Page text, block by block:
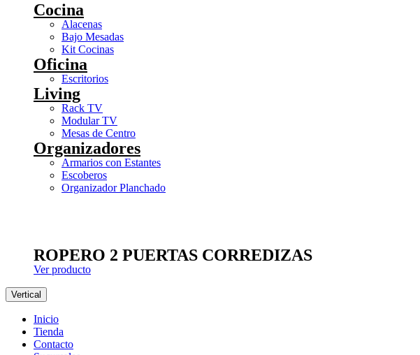
Cocina
Alacenas
Bajo Mesadas
Kit Cocinas
Oficina
Escritorios
Living
Rack TV
Modular TV
Mesas de Centro
Organizadores
Armarios con Estantes
Escoberos
Organizador Planchado
ROPERO 2 PUERTAS CORREDIZAS
Ver producto
Vertical
Inicio
Tienda
Contacto